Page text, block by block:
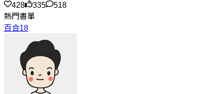
428
335
518
熱門書單
百合18